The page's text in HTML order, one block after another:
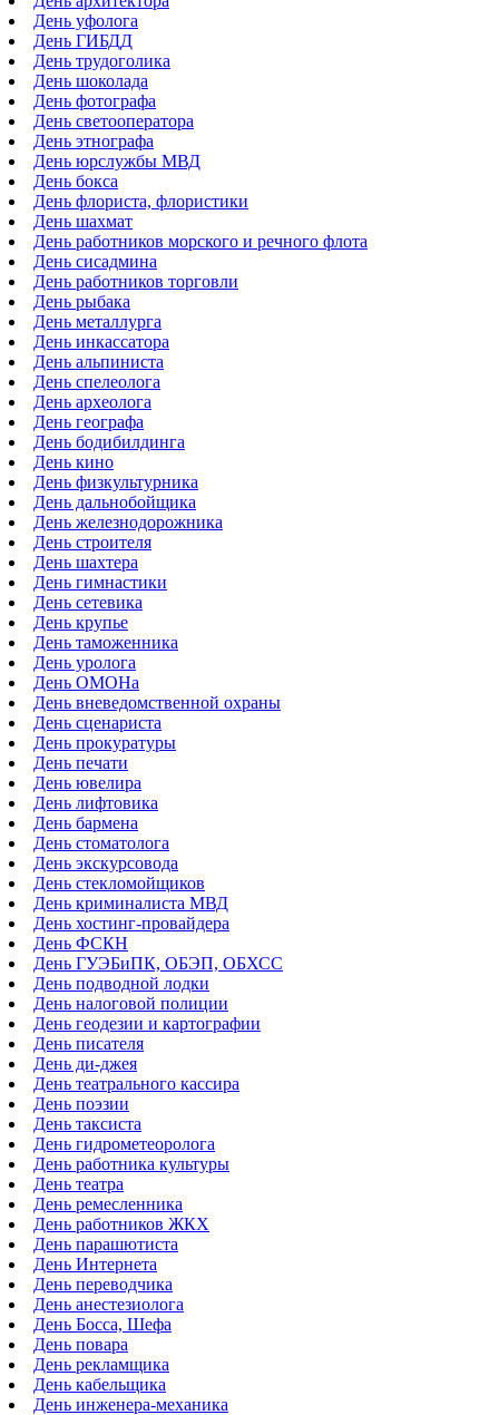
День уфолога
День ГИБДД
День трудоголика
День шоколада
День фотографа
День светооператора
День этнографа
День юрслужбы МВД
День бокса
День флориста, флористики
День шахмат
День работников морского и речного флота
День сисадмина
День работников торговли
День рыбака
День металлурга
День инкассатора
День альпиниста
День спелеолога
День археолога
День географа
День бодибилдинга
День кино
День физкультурника
День дальнобойщика
День железнодорожника
День строителя
День шахтера
День гимнастики
День сетевика
День крупье
День таможенника
День уролога
День ОМОНа
День вневедомственной охраны
День сценариста
День прокуратуры
День печати
День ювелира
День лифтовика
День бармена
День стоматолога
День экскурсовода
День стекломойщиков
День криминалиста МВД
День хостинг-провайдера
День ФСКН
День ГУЭБиПК, ОБЭП, ОБХСС
День подводной лодки
День налоговой полиции
День геодезии и картографии
День писателя
День ди-джея
День театрального кассира
День поэзии
День таксиста
День гидрометеоролога
День работника культуры
День театра
День ремесленника
День работников ЖКХ
День парашютиста
День Интернета
День переводчика
День анестезиолога
День Босса, Шефа
День повара
День рекламщика
День кабельщика
День инженера-механика